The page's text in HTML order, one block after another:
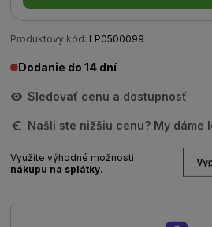
Produktový kód: LP0500099
Dodanie do 14 dní
Sledovať cenu a dostupnosť
Našli ste nižšiu cenu? My dáme
Využite výhodné možnosti
nákupu na splátky.